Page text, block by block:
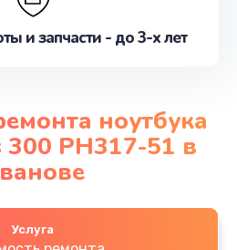
и запчасти - до 3-х лет
ноутбука
PH317-51 в
Услуга